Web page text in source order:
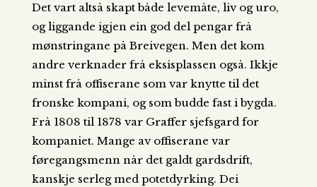
Det vart altså skapt både levemåte, liv og uro,
og liggande igjen ein god del pengar frå
mønstringane på Breivegen. Men det kom
andre verknader frå eksisplassen også. Ikkje
minst frå offiserane som var knytte til det
fronske kompani, og som budde fast i bygda.
Frå 1808 til 1878 var Graffer sjefsgard for
kompaniet. Mange av offiserane var
føregangsmenn når det galdt gardsdrift,
kanskje serleg med potetdyrking. Dei